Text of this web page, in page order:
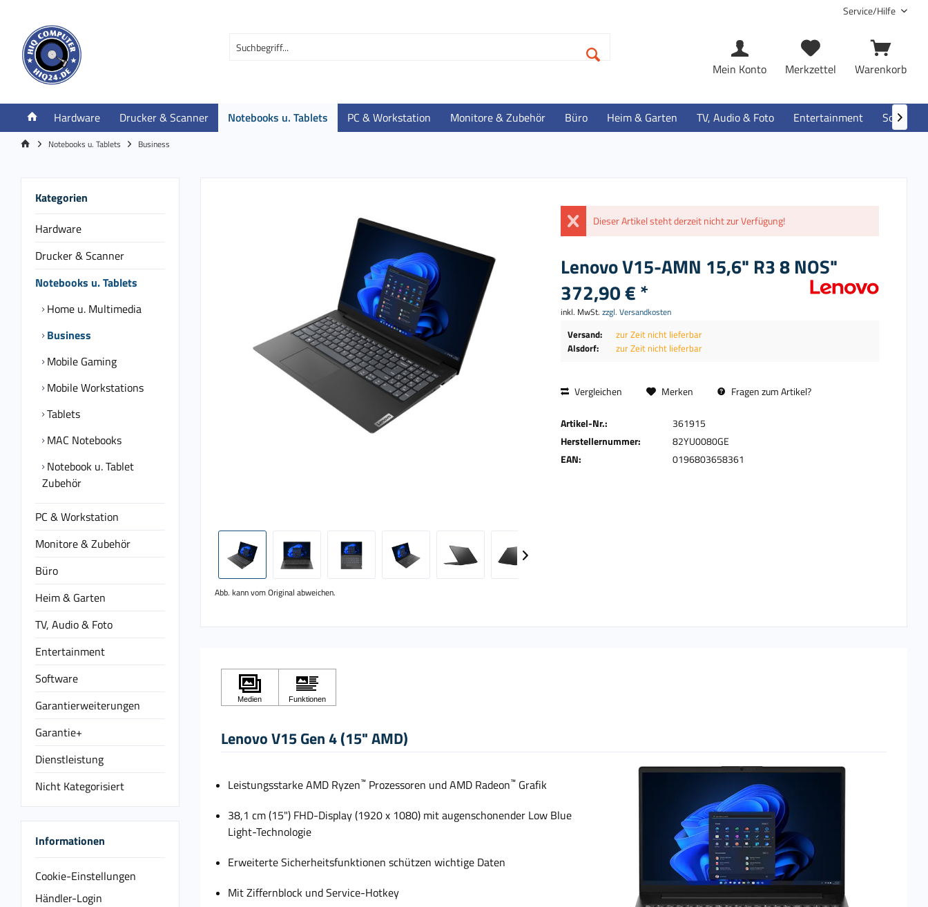
Service/Hilfe
Warenkorb
Merkzettel
Mein Konto
Hardware Drucker & Scanner Notebooks u. Tablets PC & Workstation Monitore & Zubehör Büro Heim & Garten TV, Audio & Foto Entertainment Software

Notebooks u. Tablets Business
Kategorien
Hardware
Drucker & Scanner
Notebooks u. Tablets
Home u. Multimedia
Business
Mobile Gaming
Mobile Workstations
Tablets
MAC Notebooks
Notebook u. Tablet
Zubehör
PC & Workstation
Monitore & Zubehör
Büro
Heim & Garten
TV, Audio & Foto
Entertainment
Software
Garantierweiterungen
Garantie+
Dienstleistung
Nicht Kategorisiert
Informationen
Cookie-Einstellungen
Händler-Login
Abb. kann vom Original abweichen.
Dieser Artikel steht derzeit nicht zur Verfügung!
Lenovo V15-AMN 15,6" R3 8 NOS"
372,90 € *
inkl. MwSt. zzgl. Versandkosten
Versand:
zur Zeit nicht lieferbar
Alsdorf:
zur Zeit nicht lieferbar
Vergleichen Merken Fragen zum Artikel?
Artikel-Nr.:
361915
Herstellernummer:
82YU0080GE
EAN:
0196803658361
Lenovo V15 Gen 4 (15" AMD)
Leistungsstarke AMD Ryzen™ Prozessoren und AMD Radeon™ Grafik
38,1 cm (15") FHD-Display (1920 x 1080) mit augenschonender Low Blue
Light-Technologie
Erweiterte Sicherheitsfunktionen schützen wichtige Daten
Mit Ziffernblock und Service-Hotkey